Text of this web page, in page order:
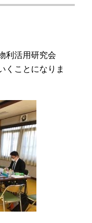
利活用研究会
くことになりま